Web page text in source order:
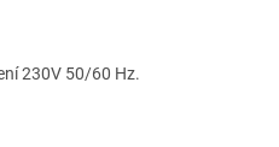
230V 50/60 Hz.